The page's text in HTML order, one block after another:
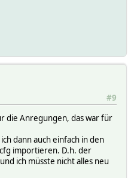
#9
die Anregungen, das war für
dann auch einfach in den
importieren. D.h. der
ich müsste nicht alles neu